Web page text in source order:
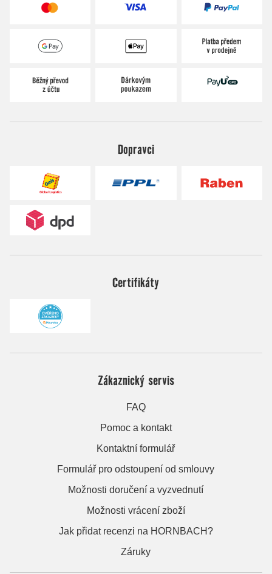
Dopravci
Certifikáty
Zákaznický servis
FAQ
Pomoc a kontakt
Kontaktní formulář
Formulář pro odstoupení od smlouvy
Možnosti doručení a vyzvednutí
Možnosti vrácení zboží
Jak přidat recenzi na HORNBACH?
Záruky